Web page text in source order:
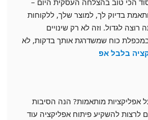
בדיוק לך, למוצר שלך, ללקוחות
לגדול. וזה לא רק שינויים
במכפלת כוח שמשדרגת אותך בדקות, לא
בלבל אפ
אפליקציות מותאמות? הנה הסיבות
לרצות להשקיע פיתוח אפליקציה עוד